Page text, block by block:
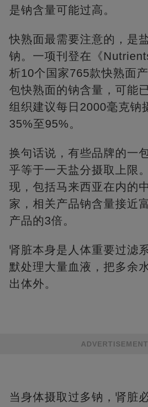
是钠含量可能过高。
快熟面最需要注意的，是
钠。一项刊登在《
析10个国家765款快熟面
包快熟面的钠含量，可能
组织建议每日2000毫克钠
35%至95%。
换句话说，有些品牌的一
乎等于一天盐分摄取上限
现，包括马来西亚在内的
家，相关产品钠含量接近
产品的3倍。
肾脏本身是人体重要过滤
默处理大量血液，把多余
出体外。
ADVERTISEMENT
当身体摄取过多钠，肾脏